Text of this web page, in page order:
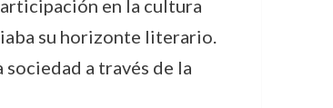
en la cultura
su horizonte literario.
a través de la